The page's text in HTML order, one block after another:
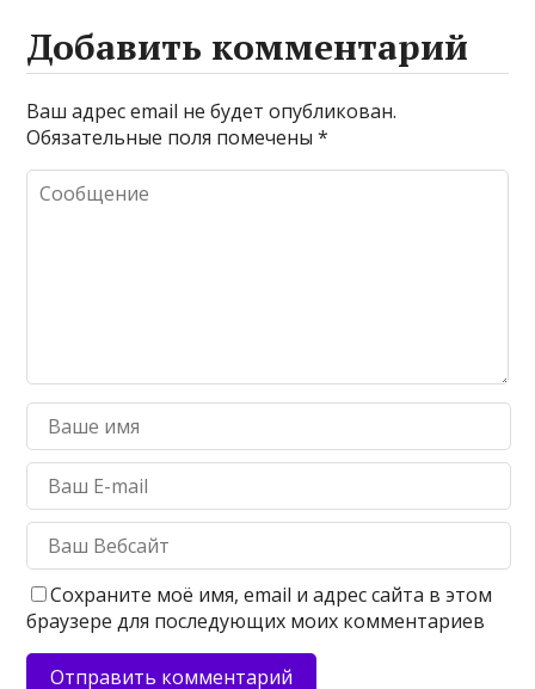
Добавить комментарий
Ваш адрес email не будет опубликован.
Обязательные поля помечены*
Сохраните моё имя, email и адрес сайта в этом
браузере для последующих моих комментариев